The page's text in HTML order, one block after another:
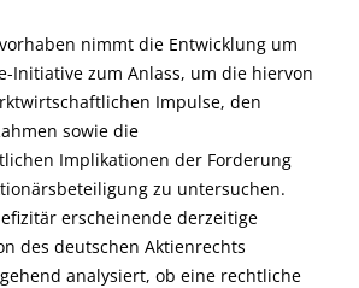
nimmt die Entwicklung um
Initiative zum Anlass, um die hiervon
Impulse, den
sowie die
Implikationen der Forderung
zu untersuchen.
erscheinende derzeitige
des deutschen Aktienrechts
analysiert, ob eine rechtliche